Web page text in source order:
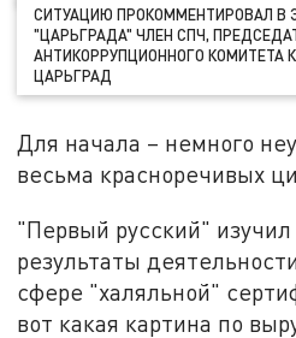
СИТУАЦИЮ ПРОКОММЕНТИРОВАЛ В
"ЦАРЬГРАДА" ЧЛЕН СПЧ,
АНТИКОРРУПЦИОННОГО КОМИТЕТА
ЦАРЬГРАД
Для начала – немного
весьма красноречивых
"Первый русский"
результаты
сфере "халяльной"
вот какая картина по